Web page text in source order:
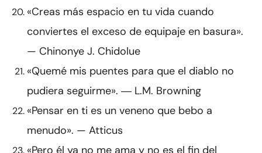
«Creas más espacio en tu vida cuando
conviertes el exceso de equipaje en basura».
— Chinonye J. Chidolue
«Quemé mis puentes para que el diablo no
pudiera seguirme». ― L.M. Browning
«Pensar en ti es un veneno que bebo a
menudo». — Atticus